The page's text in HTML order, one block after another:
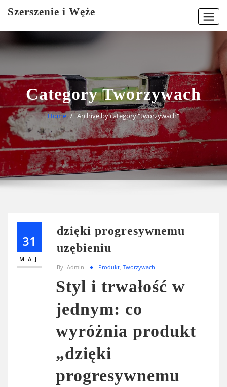
Szerszenie i Węże
Category Tworzywach
Home Archive by category "tworzywach"
31
MAJ
dzięki progresywnemu
uzębieniu
By Admin Produkt Tworzywach
Styl i trwałość w
jednym: co
wyróżnia produkt
„dzięki
progresywnemu